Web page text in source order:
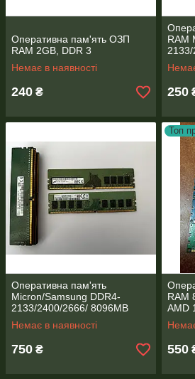
Вибирайте підходящу модель і
Дуже швидко розбирають всі позиції зі
Приємних
Оперативна пам'ять ОЗП
RAM 2GB, DDR 3
Немає в наявності
240 ₴
RAM
(4GB)
250
Оперативна пам'ять
Micron/Samsung DDR4-
2133/2400/2666/ 8096MB
(8GB)
Немає в наявності
750 ₴
Топ
RAM
AMD
550